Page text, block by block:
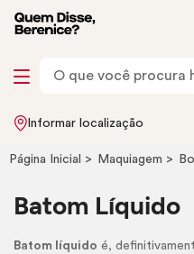
Informar localização
Página Inicial Maquiagem
Batom Líquido
Batom líquido é,